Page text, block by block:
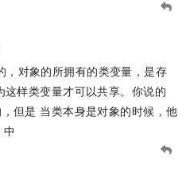
，对象的所拥有的类变量，是存
样类变量才可以共享。你说的
但是 当类本身是对象的时候，他
中